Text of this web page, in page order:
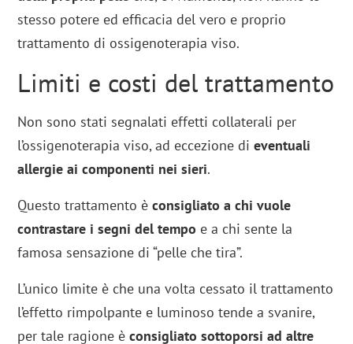
stesso potere ed efficacia del vero e proprio
trattamento di ossigenoterapia viso.
Limiti e costi del trattamento
Non sono stati segnalati effetti collaterali per
l’ossigenoterapia viso, ad eccezione dieventuali
allergie ai componenti nei sieri.
Questo trattamento èconsigliato a chi vuole
contrastare i segni del tempo e a chi sente la
famosa sensazione di “pelle che tira”.
L’unico limite è che una volta cessato il trattamento
l’effetto rimpolpante e luminoso tende a svanire,
per tale ragione èconsigliato sottoporsi ad altre